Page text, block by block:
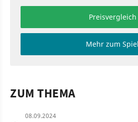
Preisvergleich
Mehr zum Spiel
ZUM THEMA
08.09.2024